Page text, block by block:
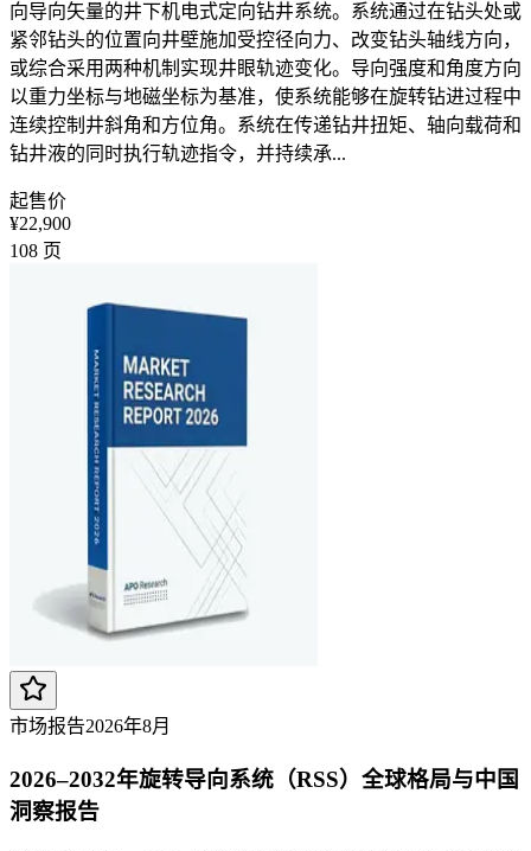
向导向矢量的井下机电式定向钻井系统。系统通过在钻头处或
紧邻钻头的位置向井壁施加受控径向力、改变钻头轴线方向，
或综合采用两种机制实现井眼轨迹变化。导向强度和角度方向
以重力坐标与地磁坐标为基准，使系统能够在旋转钻进过程中
连续控制井斜角和方位角。系统在传递钻井扭矩、轴向载荷和
钻井液的同时执行轨迹指令，并持续承...
起售价
¥22,900
108 页
市场报告2026年8月
2026–2032年旋转导向系统（RSS）全球格局与中国
洞察报告